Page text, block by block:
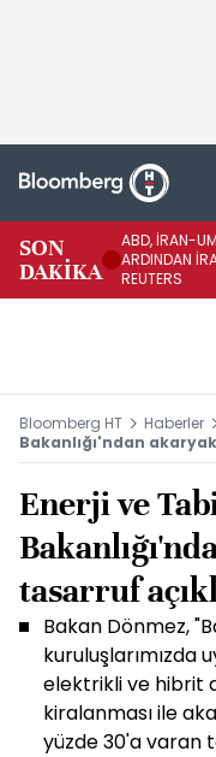
SON
DAKİKA
ABD, İRAN-
ARDINDAN
REUTERS
Bloomberg HT Haberler
Bakanlığı'ndan
Enerji ve
tasarruf
Bakan Dönmez,
kuruluşlarımızda
elektrikli ve hibrit
kiralanması ile
yüzde 30'a varan